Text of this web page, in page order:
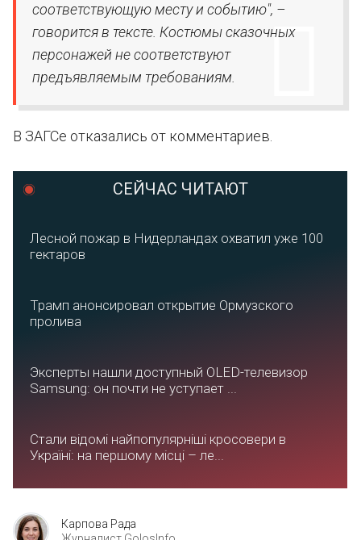
соответствующую месту и событию", –
говорится в тексте. Костюмы сказочных
персонажей не соответствуют
предъявляемым требованиям.
В ЗАГСе отказались от комментариев.
СЕЙЧАС ЧИТАЮТ
Лесной пожар в Нидерландах охватил уже 100
гектаров
Трамп анонсировал открытие Ормузского
пролива
Эксперты нашли доступный OLED-телевизор
Samsung: он почти не уступает ...
Стали відомі найпопулярніші кросовери в
Україні: на першому місці – ле...
Карпова Рада